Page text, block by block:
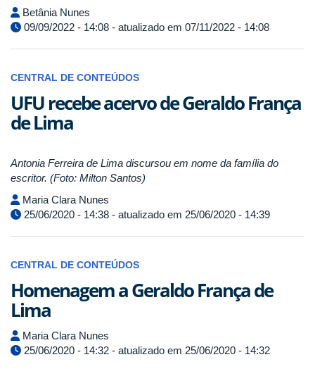
Betânia Nunes
09/09/2022 - 14:08 - atualizado em 07/11/2022 - 14:08
CENTRAL DE CONTEÚDOS
UFU recebe acervo de Geraldo França
de Lima
Antonia Ferreira de Lima discursou em nome da família do
escritor. (Foto: Milton Santos)
Maria Clara Nunes
25/06/2020 - 14:38 - atualizado em 25/06/2020 - 14:39
CENTRAL DE CONTEÚDOS
Homenagem a Geraldo França de
Lima
Maria Clara Nunes
25/06/2020 - 14:32 - atualizado em 25/06/2020 - 14:32